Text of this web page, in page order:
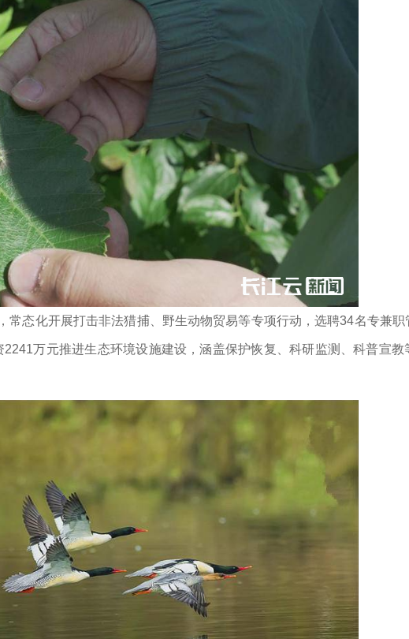
常态化开展打击非法猎捕、野生动物贸易等专项行动，选聘34名专兼
万元推进生态环境设施建设，涵盖保护恢复、科研监测、科普宣教